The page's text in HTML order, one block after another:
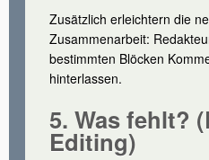
Zusätzlich erleichtern die
Zusammenarbeit:
bestimmten Blöcken
hinterlassen.
5. Was fehlt?
Editing)